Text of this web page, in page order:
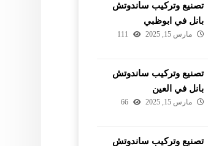
تصنيع وتركيب ساندوتش
بانل في ابوظبي
مارس 15, 2025 111
تصنيع وتركيب ساندوتش
بانل في العين
مارس 15, 2025 66
تصنيع وتركيب ساندوتش